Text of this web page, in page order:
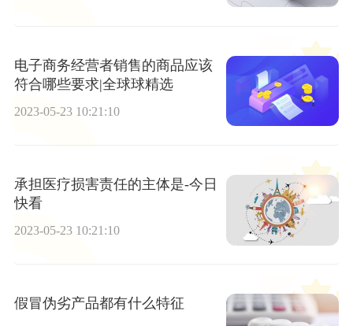
电子商务经营者销售的商品应该
符合哪些要求|全球球精选
2023-05-23 10:21:10
承担医疗损害责任的主体是-今日
快看
2023-05-23 10:21:10
假冒伪劣产品都有什么特征